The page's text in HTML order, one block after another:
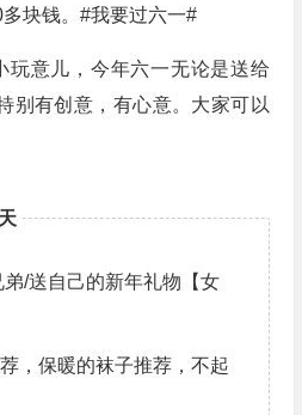
块钱。#我要过六一#
玩意儿，今年六一无论是送给
别有创意，有心意。大家可以
/送自己的新年礼物【女
，保暖的袜子推荐，不起